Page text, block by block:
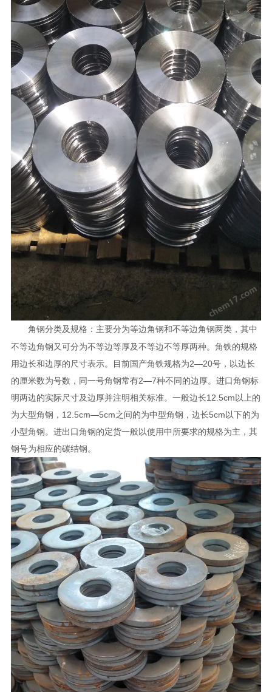
角钢分类及规格：主要分为等边角钢和不等边角钢两类，其中
不等边角钢又可分为不等边等厚及不等边不等厚两种。角铁的规格
用边长和边厚的尺寸表示。目前国产角铁规格为2—20号，以边长
的厘米数为号数，同一号角钢常有2—7种不同的边厚。进口角钢标
明两边的实际尺寸及边厚并注明相关标准。一般边长12.5cm以上的
为大型角钢，12.5cm—5cm之间的为中型角钢，边长5cm以下的为
小型角钢。进出口角钢的定货一般以使用中所要求的规格为主，其
钢号为相应的碳结钢。